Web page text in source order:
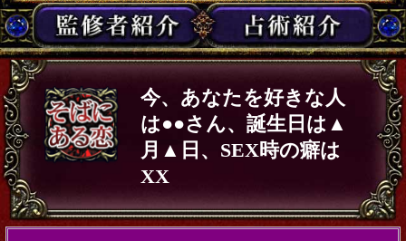
今、あなたを好きな人
は●●さん、誕生日は▲
月▲日、SEX時の癖は
XX